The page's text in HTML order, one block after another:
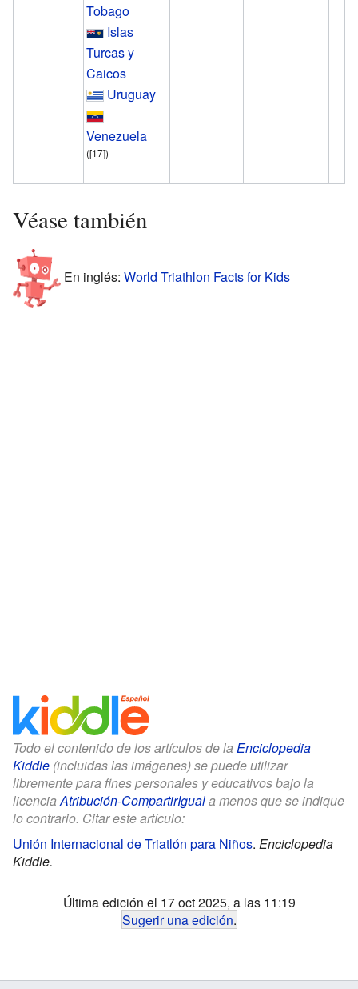
Tobago
Islas
Turcas y
Caicos
Uruguay
Venezuela
([17])
Véase también
En inglés: World Triathlon Facts for Kids
Todo el contenido de los artículos de la Enciclopedia
Kiddle (incluidas las imágenes) se puede utilizar
libremente para fines personales y educativos bajo la
licenciaAtribución-CompartirIguala menos que se indique
lo contrario. Citar este artículo:
Unión Internacional de Triatlón para Niños. Enciclopedia
Kiddle.
Última edición el 17 oct 2025, a las 11:19
Sugerir una edición.